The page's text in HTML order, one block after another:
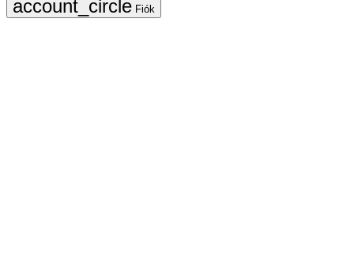
Fiók